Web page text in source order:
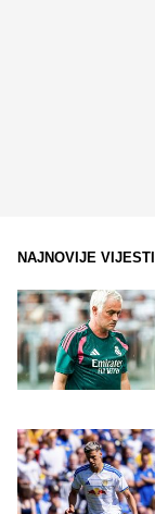
NAJNOVIJE VIJESTI